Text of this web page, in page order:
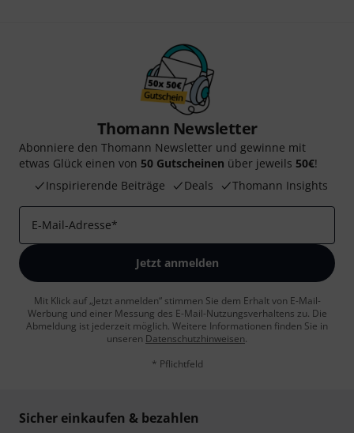
Thomann Newsletter
Abonniere den Thomann Newsletter und gewinne mit
etwas Glück einen von 50 Gutscheinen über jeweils 50€!
Inspirierende Beiträge
Deals Thomann Insights
E-Mail-Adresse*
Jetzt anmelden
Mit Klick auf „Jetzt anmelden“ stimmen Sie dem Erhalt von E-Mail-
Werbung und einer Messung des E-Mail-Nutzungsverhaltens zu. Die
Abmeldung ist jederzeit möglich. Weitere Informationen finden Sie in
unseren Datenschutzhinweisen.
* Pflichtfeld
Sicher einkaufen & bezahlen